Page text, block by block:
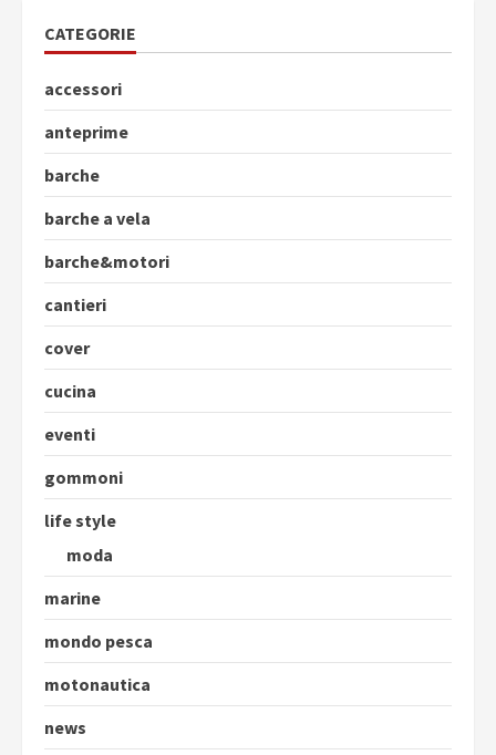
CATEGORIE
accessori
anteprime
barche
barche a vela
barche&motori
cantieri
cover
cucina
eventi
gommoni
life style
moda
marine
mondo pesca
motonautica
news